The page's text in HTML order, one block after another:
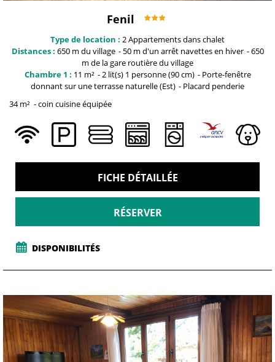
Fenil
Type de location : 2Appartements dans chalet
Distances : 650 m du village 50 m d'un arrêt navettes en hiver
650
m de la gare routière du village
Chambre 1 : 11 m² 2 lit(s) 1 personne (90 cm)
Porte-fenêtre
donnant sur une terrasse naturelle (Est)
Placard penderie
34 m² coin cuisine équipée
FICHE DÉTAILLÉE
RÉSERVER
DISPONIBILITÉS